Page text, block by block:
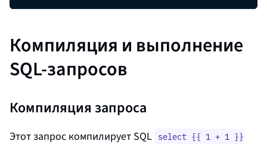
Компиляция и выполнение
SQL-запросов
Компиляция запроса
Этот запрос компилирует SQL select {{ 1 + 1 }}